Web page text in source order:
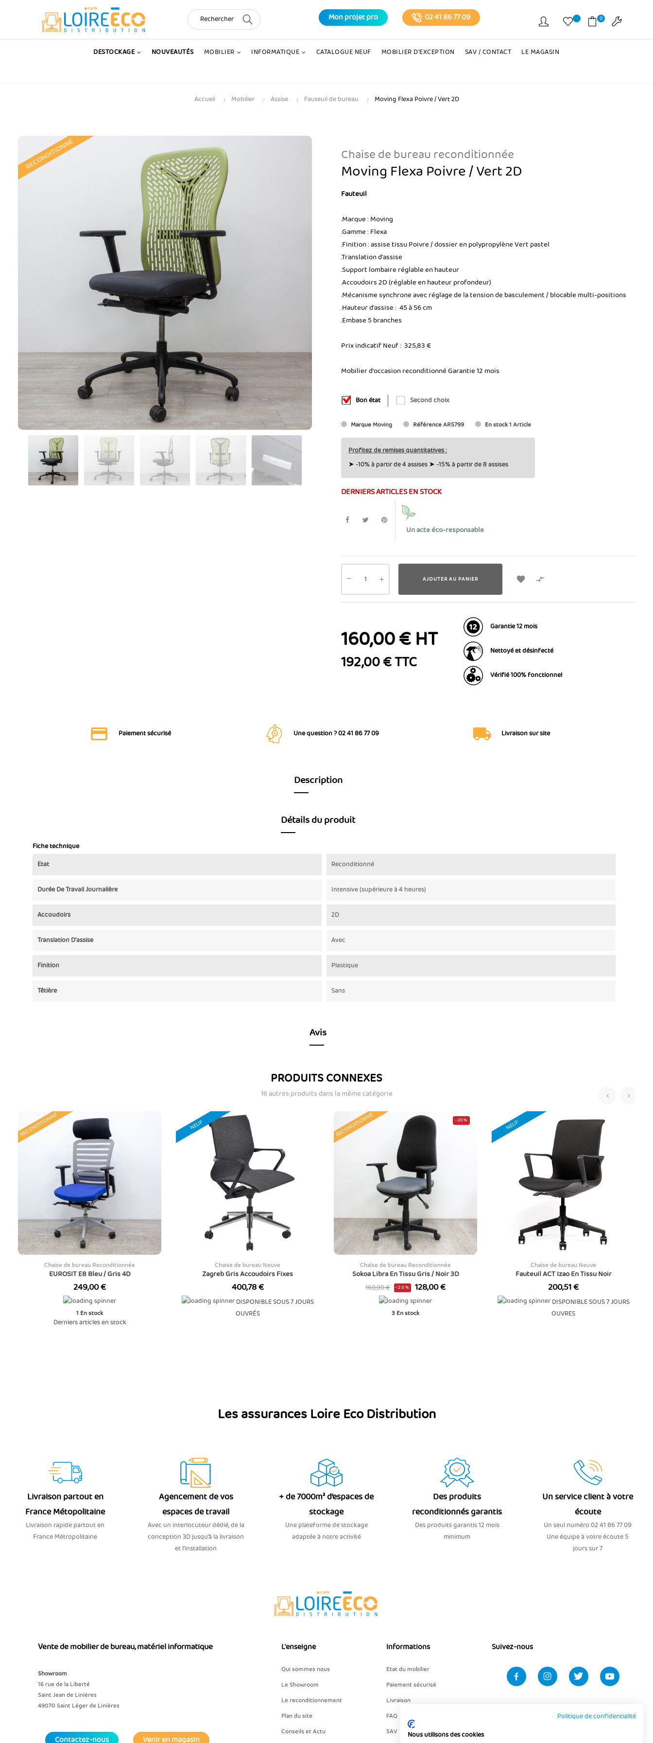
Mon projet pro 02 41 86 77 09 0
DESTOCKAGE NOUVEAUTÉS MOBILIER INFORMATIQUE CATALOGUE NEUF MOBILIER D'EXCEPTION SAV / CONTACT LE MAGASIN
Accueil Mobilier Assise Fauteuil de bureau Moving Flexa Poivre / Vert 2D
RECONDITIONNÉ Chaise de bureau reconditionnée
Moving Flexa Poivre / Vert 2D
Fauteuil
.Marque : Moving
.Gamme : Flexa
.Finition : assise tissu Poivre / dossier en polypropylène Vert pastel
.Translation d'assise
.Support lombaire réglable en hauteur
.Accoudoirs 2D (réglable en hauteur profondeur)
.Mécanisme synchrone avec réglage de la tension de basculement / blocable multi-positions
.Hauteur d'assise : 45 à 56 cm
.Embase 5 branches
Prix indicatif Neuf : 325,83 €
Mobilier d'occasion reconditionné Garantie 12 mois
Bon état Second choix
Marque Moving RéférenceAR5799 En stock1 Article
Profitez de remises quantitatives :
➤ -10% à partir de 4 assises ➤ -15% à partir de 8 assises
DERNIERS ARTICLES EN STOCK
Un acte éco-responsable
AJOUTER AU PANIER  
160,00 € HT
192,00 € TTC
Garantie 12 mois
Nettoyé et désinfecté
Vérifié 100% fonctionnel
Paiement sécurisé Une question ? 02 41 86 77 09 Livraison sur site
Description
Détails du produit
Fiche technique
Etat
Reconditionné
Durée De Travail Journalière Intensive (supérieure à 4 heures)
Accoudoirs 2D
Translation D'assise Avec
Finition Plastique
Têtière Sans
Avis
PRODUITS CONNEXES
16 autres produits dans la même catégorie
RECONDITIONNÉ
Chaise de bureau Reconditionnée
EUROSIT E8 Bleu / Gris 4D
Prix
249,00 €
1 En stock
Derniers articles en stock
NEUF
Chaise de bureau Neuve
Zagreb Gris Accoudoirs Fixes
Prix
400,78 €
DISPONIBLE SOUS 7 JOURS
OUVRÉS
RECONDITIONNÉ -20%
Chaise de bureau Reconditionnée
Sokoa Libra En Tissu Gris / Noir 3D
Prix
160,00 € -20% Prix
128,00 €
3 En stock
NEUF
Chaise de bureau Neuve
Fauteuil ACT Izao En Tissu Noir
Prix
200,51 €
DISPONIBLE SOUS 7 JOURS
OUVRES
Les assurances Loire Eco Distribution
Livraison partout en
France Métopolitaine
Livraison rapide partout en
France Métropolitaine
Agencement de vos
espaces de travail
Avec un interlocuteur dédié, de la
conception 3D jusqu’à la livraison
et l'installation
+ de 7000m² d’espaces de
stockage
Une plateforme de stockage
adaptée à notre activité
Des produits
reconditionnés garantis
Des produits garantis 12 mois
minimum
Un service client à votre
écoute
Un seul numéro 02 41 86 77 09
Une équipe à votre écoute 5
jours sur 7
Vente de mobilier de bureau, matériel informatique
Showroom
16 rue de la Liberté
Saint Jean de Linières
49070 Saint Léger de Linières
Contactez-nous Venir en magasin
L'enseigne
Qui sommes nous
Le Showroom
Le reconditionnement
Plan du site
Conseils et Actu
Informations
Etat du mobilier
Paiement sécurisé
Livraison
FAQ
SAV
Suivez-nous
Politique de confidentialité
Nous utilisons des cookies